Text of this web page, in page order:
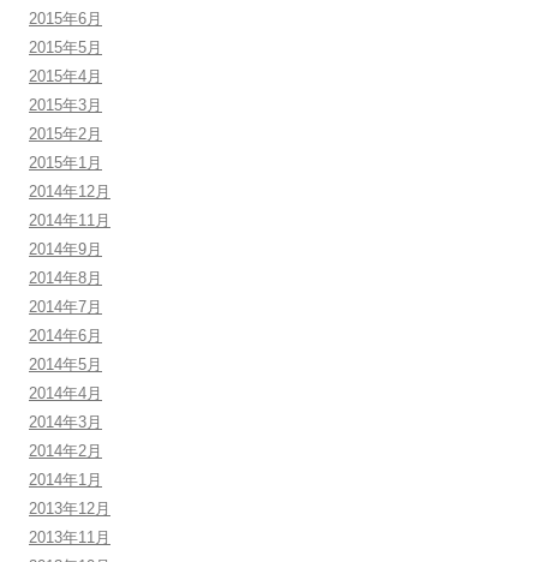
2015年6月
2015年5月
2015年4月
2015年3月
2015年2月
2015年1月
2014年12月
2014年11月
2014年9月
2014年8月
2014年7月
2014年6月
2014年5月
2014年4月
2014年3月
2014年2月
2014年1月
2013年12月
2013年11月